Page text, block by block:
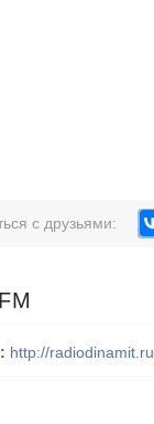
с друзьями:
http://radiodinamit.ru